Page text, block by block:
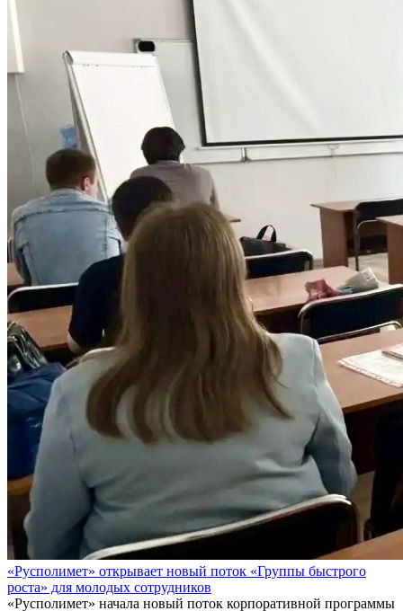
«Русполимет» открывает новый поток «Группы быстрого
роста» для молодых сотрудников
«Русполимет» начала новый поток корпоративной программы